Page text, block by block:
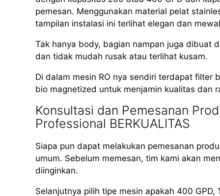
pemesan. Menggunakan material pelat
tampilan instalasi ini terlihat elegan dan
Tak hanya body, bagian nampan juga dibuat
dan tidak mudah rusak atau terlihat kusam.
Di dalam mesin RO nya sendiri terdapat filter
bio magnetized untuk menjamin kualitas dan
Konsultasi dan Pemesanan
Professional BERKUALITAS
Siapa pun dapat melakukan pemesanan
umum. Sebelum memesan, tim kami akan
diinginkan.
Selanjutnya pilih tipe mesin apakah 400